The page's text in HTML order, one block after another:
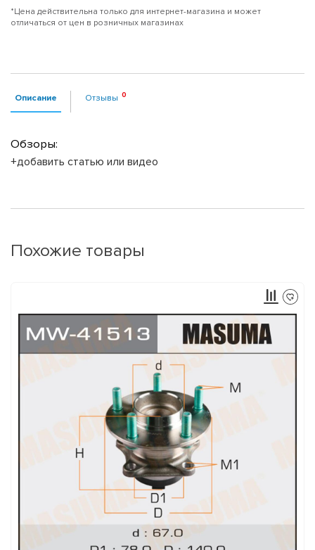
*Цена действительна только для интернет-магазина и может
отличаться от цен в розничных магазинах
Описание Отзывы
Обзоры:
+добавить статью или видео
Похожие товары